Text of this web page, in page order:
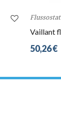
Vaillant
50,26 €